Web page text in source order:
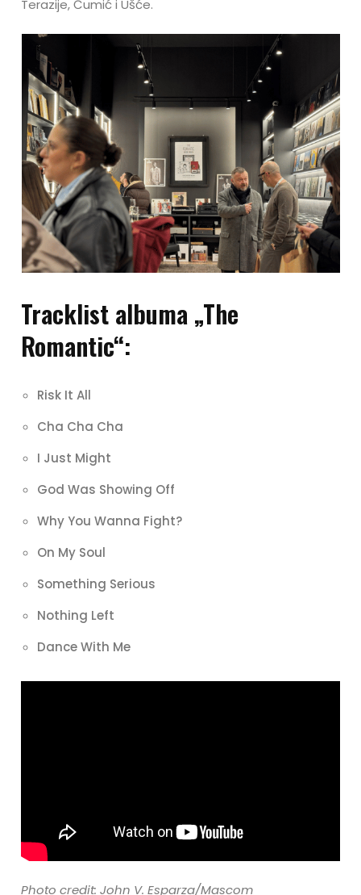
Terazije, Čumić i Ušće.
Tracklist albuma „The
Romantic“:
Risk It All
Cha Cha Cha
I Just Might
God Was Showing Off
Why You Wanna Fight?
On My Soul
Something Serious
Nothing Left
Dance With Me
Photo credit: John V. Esparza/Mascom